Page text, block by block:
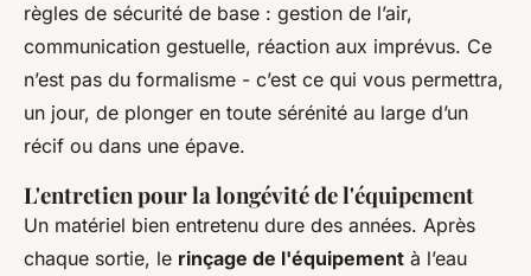
règles de sécurité de base : gestion de l’air,
communication gestuelle, réaction aux imprévus. Ce
n’est pas du formalisme - c’est ce qui vous permettra,
un jour, de plonger en toute sérénité au large d’un
récif ou dans une épave.
L'entretien pour la longévité de l'équipement
Un matériel bien entretenu dure des années. Après
chaque sortie, le rinçage de l'équipement à l’eau